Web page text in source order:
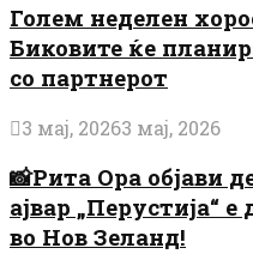
Голем неделен
Биковите ќе
со партнерот
3 мај, 20263 мај, 2026
📸Рита Ора објави
ајвар „Перустија“
во Нов Зеланд!